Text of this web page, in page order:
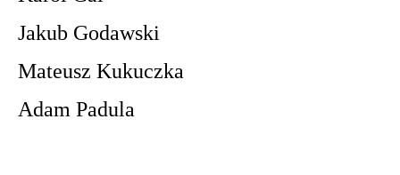
Jakub Godawski
Mateusz Kukuczka
Adam Padula